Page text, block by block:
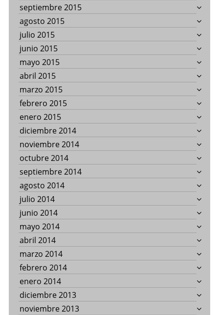
septiembre 2015
agosto 2015
julio 2015
junio 2015
mayo 2015
abril 2015
marzo 2015
febrero 2015
enero 2015
diciembre 2014
noviembre 2014
octubre 2014
septiembre 2014
agosto 2014
julio 2014
junio 2014
mayo 2014
abril 2014
marzo 2014
febrero 2014
enero 2014
diciembre 2013
noviembre 2013